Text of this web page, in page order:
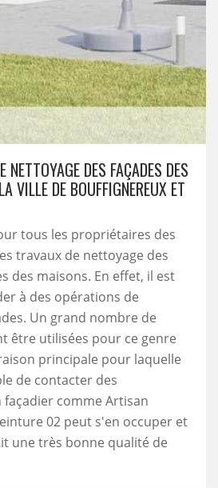
NETTOYAGE DES FAÇADES DES
VILLE DE BOUFFIGNEREUX ET
tous les propriétaires des
travaux de nettoyage des
des maisons. En effet, il est
à des opérations de
Un grand nombre de
être utilisées pour ce genre
principale pour laquelle
de contacter des
comme Artisan
02 peut s'en occuper et
une très bonne qualité de